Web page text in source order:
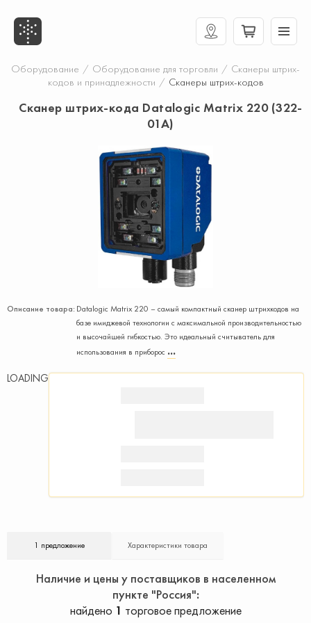
Оборудование / Оборудование для торговли / Сканеры штрих-
кодов и принадлежности / Сканеры штрих-кодов
Сканер штрих-кода Datalogic Matrix 220 (322-
01A)
Описание товара: Datalogic Matrix 220 – самый компактный сканер штрихкодов на
базе имиджевой технологии с максимальной производительностью
и высочайшей гибкостью. Это идеальный считыватель для
использования в приборос
LOADING
1 предложение Характеристики товара
Наличие и цены у поставщиков в населенном
пункте "Россия"
найдено 1 торговое предложение